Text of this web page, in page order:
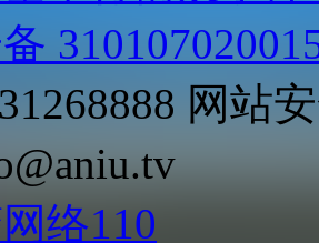
网站
络110